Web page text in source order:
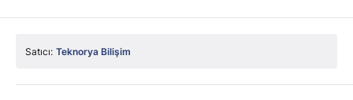
Satıcı: Teknorya Bilişim